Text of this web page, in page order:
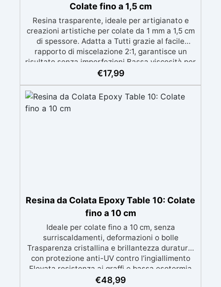
Colate fino a 1,5 cm
Resina trasparente, ideale per artigianato e
creazioni artistiche per colate da 1 mm a 1,5 cm
di spessore. Adatta a Tutti grazie al facile
rapporto di miscelazione 2:1, garantisce un
risultato senza imperfezioni Bassa viscosità per
colate senza bolle, compatibile con legno,
Certificata post-catalisi atossica e sicura per il
contatto con la pelle, Bpa Free e senza Solventi
(Voc Free) Superficie lucida, autolivellante e
€17,99
Resina da Colata Epoxy Table 10: Colate
fino a 10 cm
Ideale per colate fino a 10 cm, senza
surriscaldamenti, deformazioni o bolle
Trasparenza cristallina e brillantezza duratura,
con protezione anti-UV contro l’ingiallimento
Elevata resistenza ai graffi e bassa esotermia
per risultati professionali senza compromessi
€48,99